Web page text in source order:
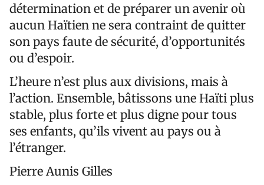
détermination et de préparer un avenir où
aucun Haïtien ne sera contraint de quitter
son pays faute de sécurité, d’opportunités
ou d’espoir.
L’heure n’est plus aux divisions, mais à
l’action. Ensemble, bâtissons une Haïti plus
stable, plus forte et plus digne pour tous
ses enfants, qu’ils vivent au pays ou à
l’étranger.
Pierre Aunis Gilles